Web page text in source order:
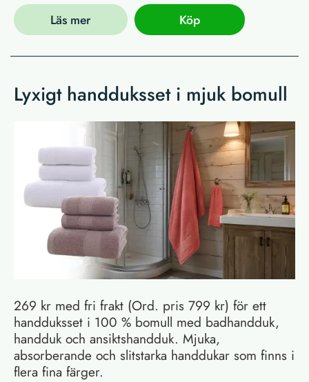
Läs mer Köp
Lyxigt handduksset i mjuk bomull
269 kr med fri frakt (Ord. pris 799 kr) för ett
handduksset i 100 % bomull med badhandduk,
handduk och ansiktshandduk. Mjuka,
absorberande och slitstarka handdukar som finns i
flera fina färger.